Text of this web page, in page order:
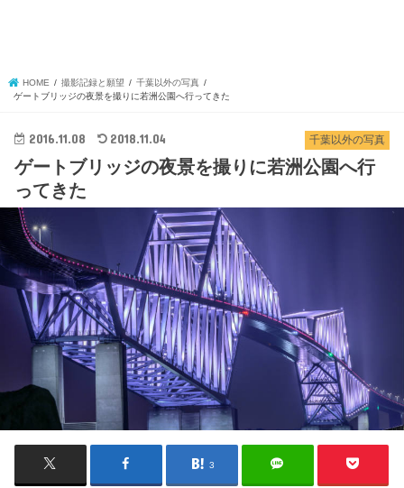
HOME 撮影記録と願望
千葉以外の写真
ゲートブリッジの夜景を撮りに若洲公園へ行ってきた
千葉以外の写真
2016.11.08 2018.11.04
ゲートブリッジの夜景を撮りに若洲公園へ行
ってきた
3